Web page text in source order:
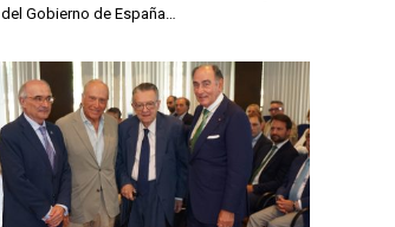
del Gobierno de España…